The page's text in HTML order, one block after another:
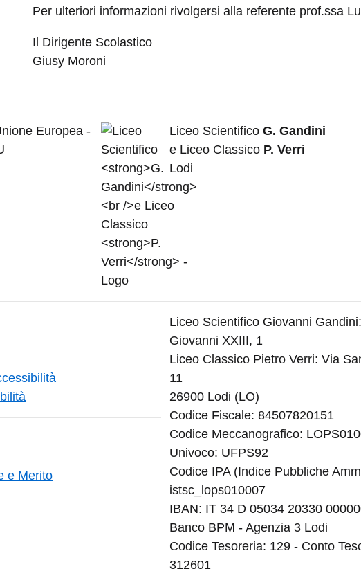
Per ulteriori informazioni rivolgersi alla referente prof.ssa
Il Dirigente Scolastico
Giusy Moroni
Liceo Scientifico G. Gandini
e Liceo Classico P. Verri
Lodi
e Merito
Liceo Scientifico Giovanni
Giovanni XXIII, 1
Liceo Classico Pietro Verri: Via
11
26900 Lodi (LO)
Codice Fiscale: 84507820151
Codice Meccanografico:
Univoco: UFPS92
Codice IPA (Indice Pubbliche
istsc_lops010007
IBAN: IT 34 D 05034 20330
Banco BPM - Agenzia 3 Lodi
Codice Tesoreria: 129 - Conto
312601